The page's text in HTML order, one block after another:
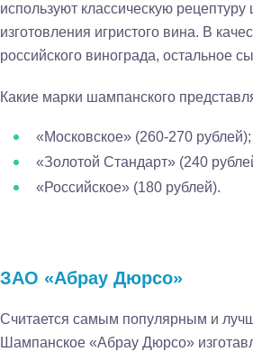
используют классическую
изготовления игристого вина. В
российского винограда, остальное
Какие марки шампанского
«Московское» (260-270 рублей);
«Золотой Стандарт» (240
«Российское» (180 рублей).
ЗАО «Абрау Дюрсо»
Считается самым популярным и
Шампанское «Абрау Дюрсо»